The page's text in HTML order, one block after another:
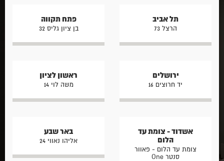
תל אביב
הרצל 73
פתח תקווה
בן ציון גליס 32
ירושלים
יד חרוצים 16
ראשון לציון
משה לוי 14
אשדוד - צומת עד
הלום
צומת עד הלום - פאוור
סנטר One
באר שבע
אליהו נאווי 24